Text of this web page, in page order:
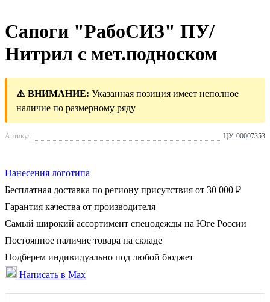
Сапоги "РабоСИЗ" ПУ/
Нитрил с мет.подноском
⚠️ ВНИМАНИЕ: Указанная позиция имеет неполное
наличие по размерному ряду
Артикул ЦУ-00007353
Нанесения логотипа
Бесплатная доставка по региону присутствия от 30 000 ₽
Гарантия качества от производителя
Самый широкий ассортимент спецодежды на Юге России
Постоянное наличие товара на складе
Подберем индивидуально под любой бюджет
Написать в Max